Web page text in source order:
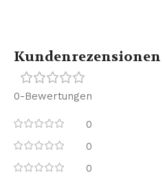
Kundenrezensionen
0-Bewertungen
0
0
0